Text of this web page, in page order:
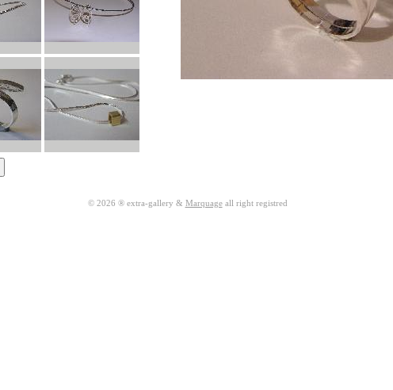
© 2026 ® extra-gallery & Marquageall right registred